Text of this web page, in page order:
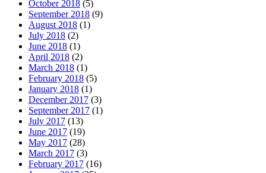
October 2018 (5)
September 2018 (9)
August 2018 (1)
July 2018 (2)
June 2018 (1)
April 2018 (2)
March 2018 (1)
February 2018 (5)
January 2018 (1)
December 2017 (3)
September 2017 (1)
July 2017 (13)
June 2017 (19)
May 2017 (28)
March 2017 (3)
February 2017 (16)